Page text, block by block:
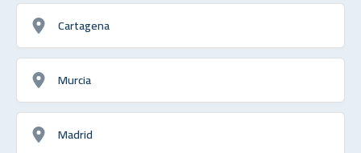
Cartagena
Murcia
Madrid